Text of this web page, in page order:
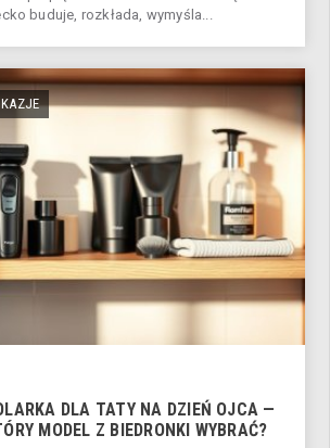
buduje, rozkłada, wymyśla...
DLA TATY NA DZIEŃ OJCA —
MODEL Z BIEDRONKI WYBRAĆ?